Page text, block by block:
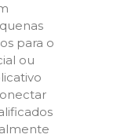
para o
ou